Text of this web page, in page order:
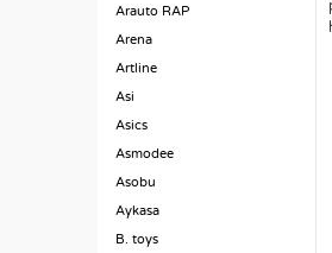
Arauto RAP
Arena
Artline
Asi
Asics
Asmodee
Asobu
Aykasa
B. toys